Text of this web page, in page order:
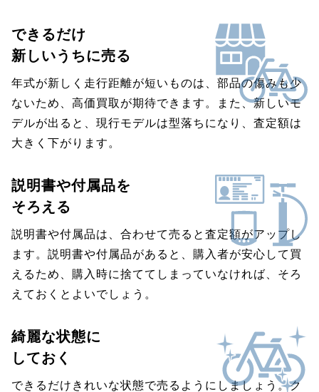
できるだけ
新しいうちに売る
年式が新しく走行距離が短いものは、部品の傷みも少
ないため、高価買取が期待できます。また、新しいモ
デルが出ると、現行モデルは型落ちになり、査定額は
大きく下がります。
説明書や付属品を
そろえる
説明書や付属品は、合わせて売ると査定額がアップし
ます。説明書や付属品があると、購入者が安心して買
えるため、購入時に捨ててしまっていなければ、そろ
えておくとよいでしょう。
綺麗な状態に
しておく
できるだけきれいな状態で売るようにしましょう。ク